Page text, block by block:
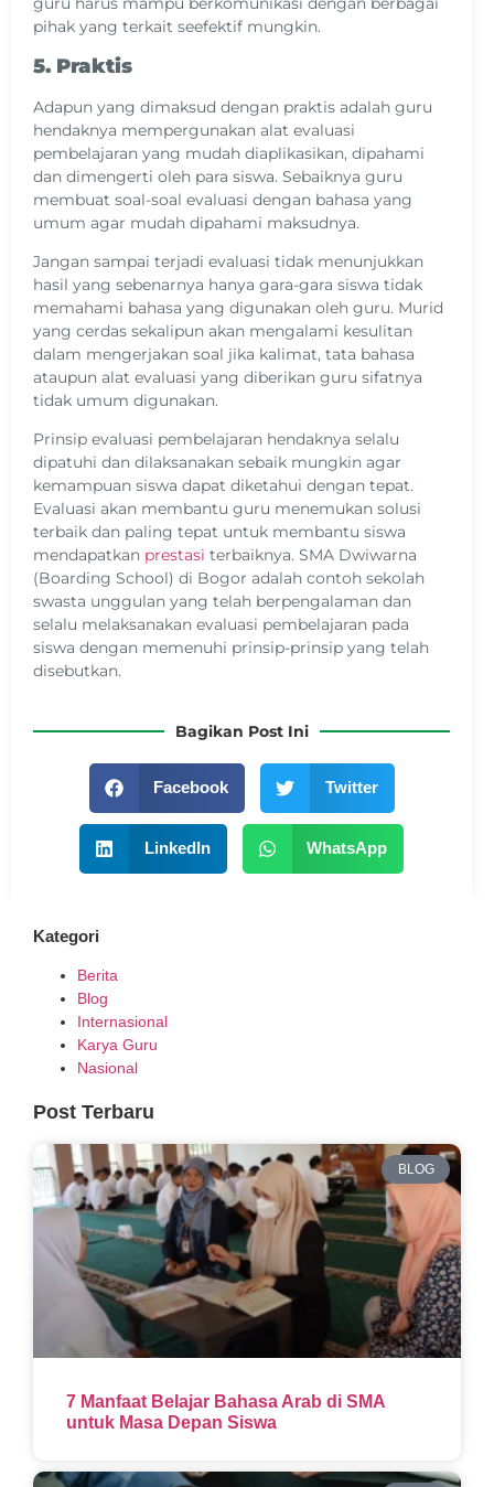
pihak yang terkait seefektif mungkin.
5. Praktis
Adapun yang dimaksud dengan praktis adalah guru
hendaknya mempergunakan alat evaluasi
pembelajaran yang mudah diaplikasikan, dipahami
dan dimengerti oleh para siswa. Sebaiknya guru
membuat soal-soal evaluasi dengan bahasa yang
umum agar mudah dipahami maksudnya.
Jangan sampai terjadi evaluasi tidak menunjukkan
hasil yang sebenarnya hanya gara-gara siswa tidak
memahami bahasa yang digunakan oleh guru. Murid
yang cerdas sekalipun akan mengalami kesulitan
dalam mengerjakan soal jika kalimat, tata bahasa
ataupun alat evaluasi yang diberikan guru sifatnya
tidak umum digunakan.
Prinsip evaluasi pembelajaran hendaknya selalu
dipatuhi dan dilaksanakan sebaik mungkin agar
kemampuan siswa dapat diketahui dengan tepat.
Evaluasi akan membantu guru menemukan solusi
terbaik dan paling tepat untuk membantu siswa
mendapatkan prestasi terbaiknya. SMA Dwiwarna
(Boarding School) di Bogor adalah contoh sekolah
swasta unggulan yang telah berpengalaman dan
selalu melaksanakan evaluasi pembelajaran pada
siswa dengan memenuhi prinsip-prinsip yang telah
disebutkan.
Bagikan Post Ini
Facebook Twitter
LinkedIn WhatsApp
Kategori
Berita
Blog
Internasional
Karya Guru
Nasional
Post Terbaru
BLOG
7 Manfaat Belajar Bahasa Arab di SMA
untuk Masa Depan Siswa